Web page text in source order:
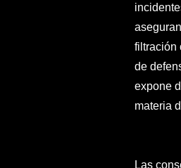
filtración
de
expone
materia
Las